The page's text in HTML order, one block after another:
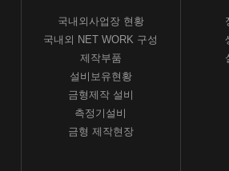
국내외사업장 현황
국내외 NET WORK 구성
제작부품
설비보유현황
금형제작 설비
측정기설비
금형 제작현장